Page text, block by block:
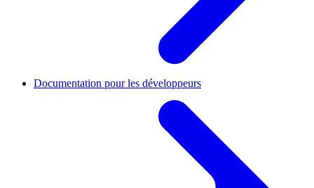
Documentation pour les développeurs